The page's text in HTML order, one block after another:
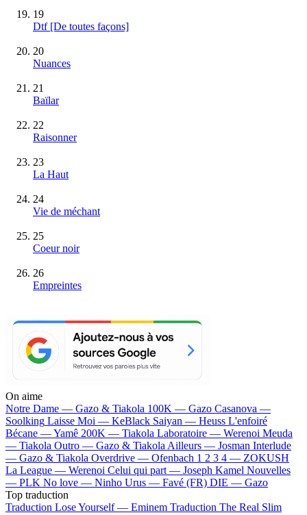
19
Dtf [De toutes façons]
20
Nuances
21
Baïlar
22
Raisonner
23
La Haut
24
Vie de méchant
25
Coeur noir
26
Empreintes
On aime
Notre Dame — Gazo & Tiakola 100K — Gazo Casanova —
Soolking Laisse Moi — KeBlack Saiyan — Heuss L'enfoiré
Bécane —Yamê 200K — Tiakola Laboratoire — Werenoi Meuda
— Tiakola Outro — Gazo & Tiakola Ailleurs — Josman Interlude
— Gazo & Tiakola Overdrive — Ofenbach 1 2 3 4 — ZOKUSH
La League — Werenoi Celui qui part — Joseph Kamel Nouvelles
— PLK No love — Ninho Urus — Favé (FR) DIE — Gazo
Top traduction
Traduction Lose Yourself — Eminem Traduction The Real Slim